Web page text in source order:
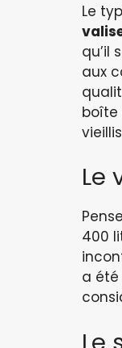
Le
qu’il
aux
boîte
Le
400
a